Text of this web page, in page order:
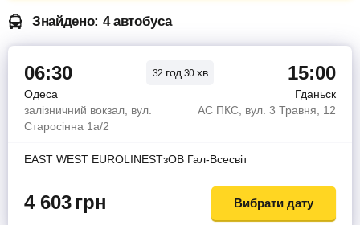
Знайдено: 4 автобуса
06:30 32 год 30 хв 15:00
Одеса
Гданьск
залізничний вокзал, вул.
Старосінна 1а/2
АС ПКС, вул. 3 Травня, 12
EAST WEST EUROLINESТзОВ Гал-Всесвiт
4 603грн Вибрати дату